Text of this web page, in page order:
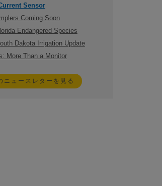
Sensor
Coming Soon
Endangered Species
Dakota Irrigation Update
More Than a Monitor
ニュースレターを見る